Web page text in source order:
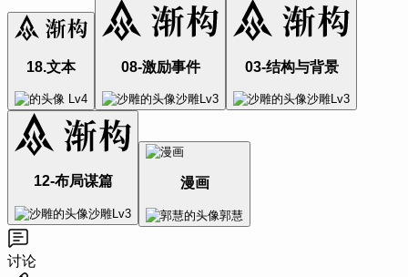
18.文本
Lv4
08-激励事件
沙雕Lv3
03-结构与背景
沙雕Lv3
12-布局谋篇
沙雕Lv3
漫画
郭慧
讨论